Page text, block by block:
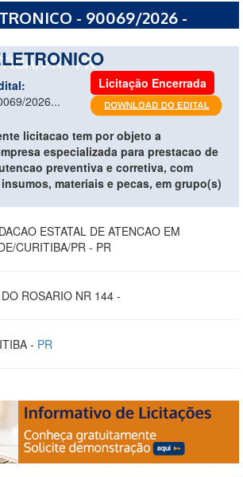
- 90069/2026 -
PR - PR
2026...
Licitação Encerrada
licitacao tem por objeto a
especializada para prestacao de
preventiva e corretiva, com
materiais e pecas, em grupo(s)
ESTATAL DE ATENCAO EM
CURITIBA/PR - PR
ROSARIO NR 144 -
- PR